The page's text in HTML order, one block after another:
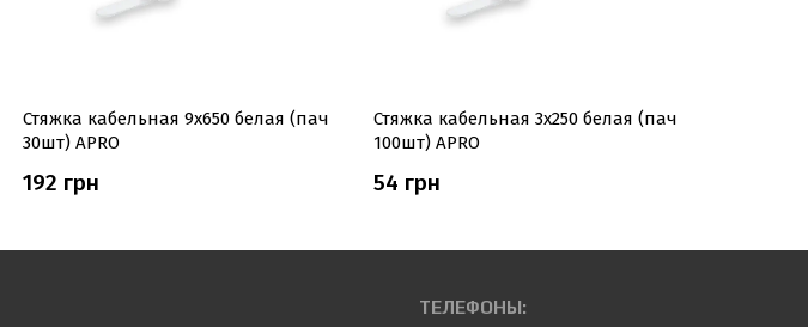
Стяжка кабельная 9x650 белая (пач
30шт) APRO
192 грн
Стяжка кабельная 3x250 белая (пач
100шт) APRO
54 грн
ТЕЛЕФОНЫ: